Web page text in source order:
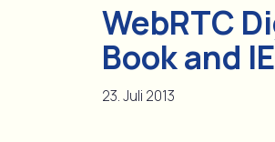
WebRTC
Book and
23. Juli 2013